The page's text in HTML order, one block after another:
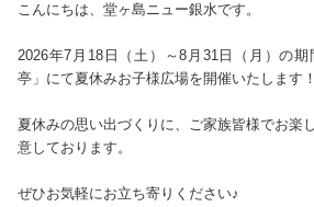
こんにちは、堂ヶ島ニュー銀水です。
2026年7月18日（土）～8月31日（月）の
亭」にて夏休みお子様広場を開催いたします！
夏休みの思い出づくりに、ご家族皆様でお楽
意しております。
ぜひお気軽にお立ち寄りください♪